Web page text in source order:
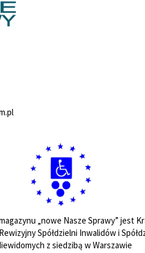
„nowe Nasze Sprawy” jest
Spółdzielni Inwalidów i
z siedzibą w Warszawie